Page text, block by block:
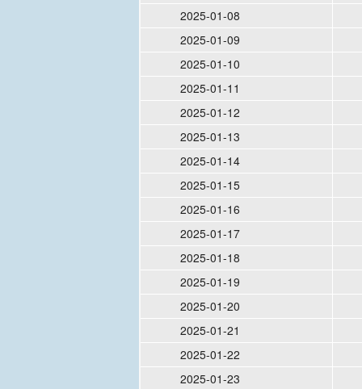
2025-01-08
2025-01-09
2025-01-10
2025-01-11
2025-01-12
2025-01-13
2025-01-14
2025-01-15
2025-01-16
2025-01-17
2025-01-18
2025-01-19
2025-01-20
2025-01-21
2025-01-22
2025-01-23